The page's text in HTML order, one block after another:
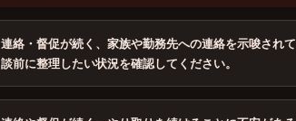
連絡・督促が続く、家族や勤務先への連絡を示唆され
談前に整理したい状況を確認してください。